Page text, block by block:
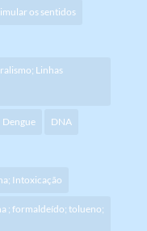
os sentidos
Linhas
Dengue DNA
Intoxicação
; formaldeído; tolueno;